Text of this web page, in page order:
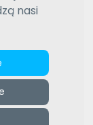
nasi
-